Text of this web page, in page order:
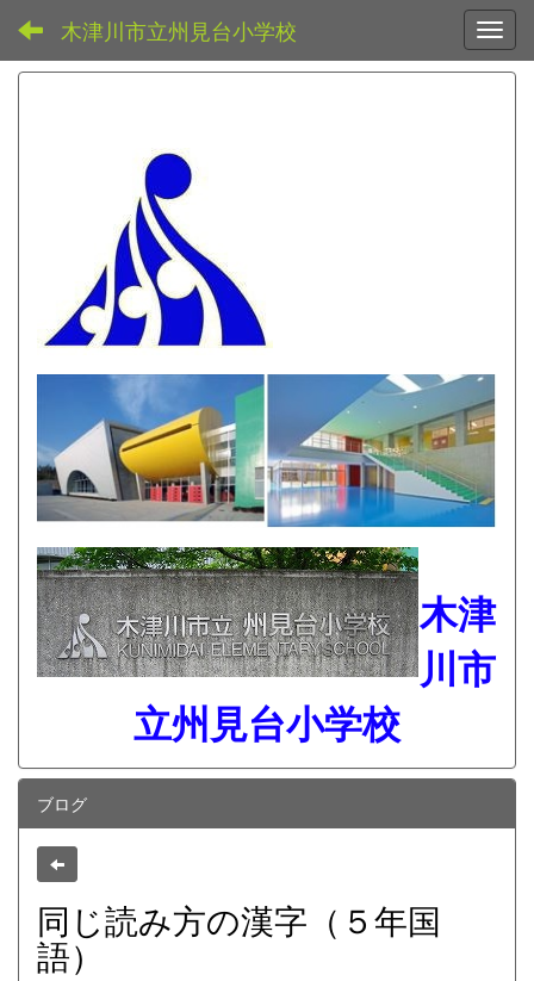
木津川市立州見台小学校
木津
川市
立州見台小学校
ブログ
同じ読み方の漢字（５年国
語）